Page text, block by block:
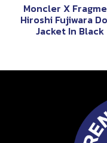
Moncler X
Hiroshi Fujiwara
Jacket In Black